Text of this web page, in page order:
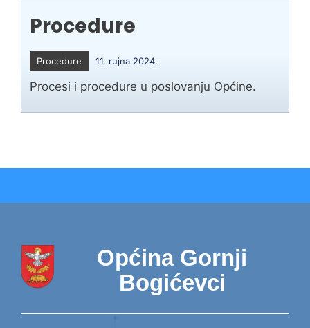
Procedure
Procedure 11. rujna 2024.
Procesi i procedure u poslovanju Općine.
Općina Gornji
Bogićevci